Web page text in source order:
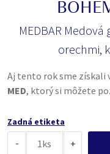
MEDBAR
orechmi,
Aj tento rok sme získali
MED, ktorý si môžete
Zadná etiketa
- ks +